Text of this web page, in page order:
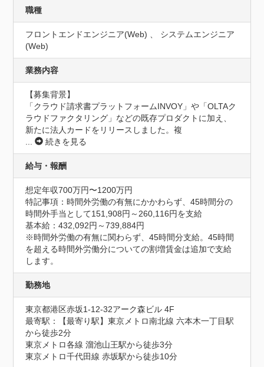
職種
フロントエンドエンジニア(Web) 、 システムエンジニア
(Web)
業務内容
【募集背景】
「クラウド請求書プラットフォームINVOY」や「OLTAク
ラウドファクタリング」などの既存プロダクトに加え、
新たに法人カードをリリースしました。複
...
続きを見る
給与・報酬
想定年収700万円〜1200万円
特記事項：時間外労働の有無にかかわらず、45時間分の
時間外手当として151,908円～260,116円を支給
基本給：432,092円～739,884円
※時間外労働の有無に関わらず、45時間分支給。45時間
を超える時間外労働分についての割増賃金は追加で支給
します。
勤務地
東京都港区赤坂1-12-32アーク森ビル 4F
最寄駅：【最寄り駅】東京メトロ南北線 六本木一丁目駅
から徒歩2分
東京メトロ各線 溜池山王駅から徒歩3分
東京メトロ千代田線 赤坂駅から徒歩10分